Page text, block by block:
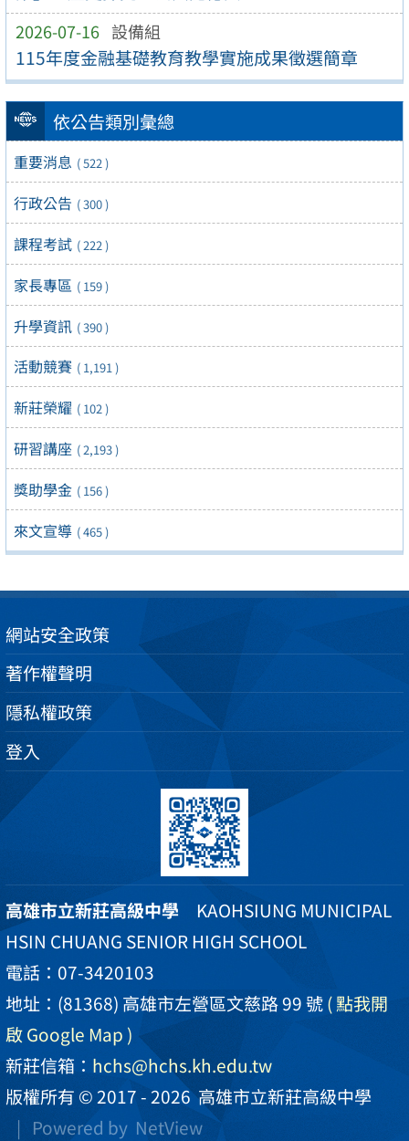
2026-07-16 設備組
115年度金融基礎教育教學實施成果徵選簡章
依公告類別彙總
重要消息 ( 522 )
行政公告 ( 300 )
課程考試 ( 222 )
家長專區 ( 159 )
升學資訊 ( 390 )
活動競賽 ( 1,191 )
新莊榮耀 ( 102 )
研習講座 ( 2,193 )
獎助學金 ( 156 )
來文宣導 ( 465 )
網站安全政策
著作權聲明
隱私權政策
登入
高雄市立新莊高級中學 KAOHSIUNG MUNICIPAL
HSIN CHUANG SENIOR HIGH SCHOOL
電話：07-3420103
地址：(81368) 高雄市左營區文慈路 99 號( 點我開
啟 Google Map )
新莊信箱： hchs@hchs.kh.edu.tw
版權所有 © 2017 - 2026高雄市立新莊高級中學
| Powered by NetView